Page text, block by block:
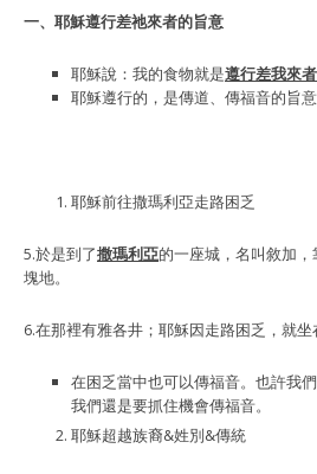
一、耶穌遵行差祂來者的旨意
耶穌說：我的食物就是遵行差我來
耶穌遵行的，是傳道、傳福音的旨意
耶穌前往撒瑪利亞走路困乏
5.於是到了撒瑪利亞的一座城，名叫敘加
塊地。
6.在那裡有雅各井；耶穌因走路困乏，就
在困乏當中也可以傳福音。也許我
我們還是要抓住機會傳福音。
耶穌超越族裔&姓別&傳統